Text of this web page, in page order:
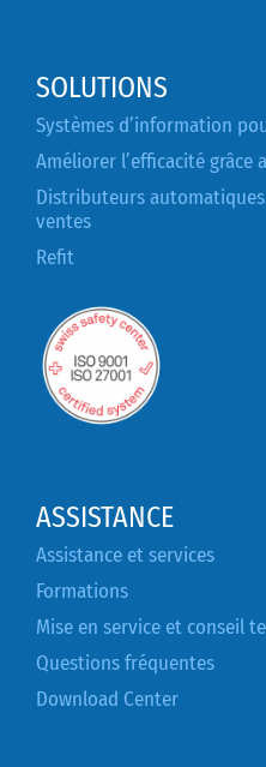
SOLUTIONS
Systèmes d’information
Améliorer l’efficacité grâce
Distributeurs
ventes
Refit
ASSISTANCE
Assistance et services
Formations
Mise en service et conseil
Questions fréquentes
Download Center